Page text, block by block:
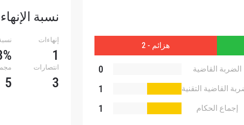
هزائم - 2
الضربة القاضية
0
القاضية التقنية
1
إجماع الحكام 1
نسبة
إنهاءات
1
انتصارات
3
5